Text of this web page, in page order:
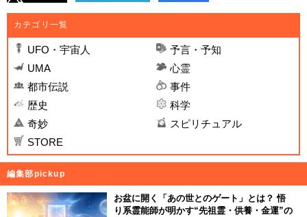
カテゴリ一覧
UFO・宇宙人
予言・予知
UMA
心霊
都市伝説
事件
歴史
科学
奇妙
スピリチュアル
STORE
編集部pickup
お盆に開く「あの世とのゲート」とは？ 悟
り系霊能師が明かす“先祖霊・供養・金運”の